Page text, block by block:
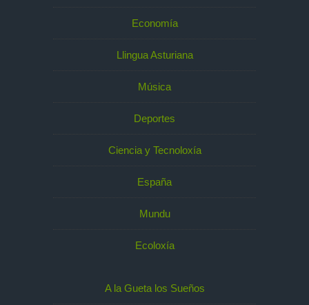
Economía
Llingua Asturiana
Música
Deportes
Ciencia y Tecnoloxía
España
Mundu
Ecoloxía
A la Gueta los Sueños